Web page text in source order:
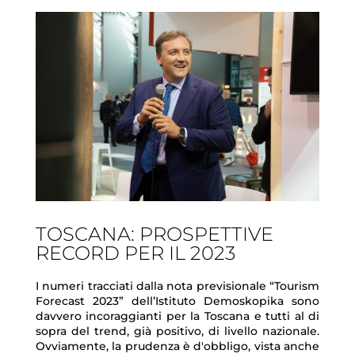
TOSCANA: PROSPETTIVE
RECORD PER IL 2023
I numeri tracciati dalla nota previsionale “Tourism
Forecast 2023” dell’Istituto Demoskopika sono
davvero incoraggianti per la Toscana e tutti al di
sopra del trend, già positivo, di livello nazionale.
Ovviamente, la prudenza è d'obbligo, vista anche